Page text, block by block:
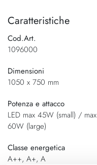
Caratteristiche
Cod.Art.
1096000
Dimensioni
1050 x 750 mm
Potenza e attacco
LED max 45W (small) / max
60W (large)
Classe energetica
A++, A+, A